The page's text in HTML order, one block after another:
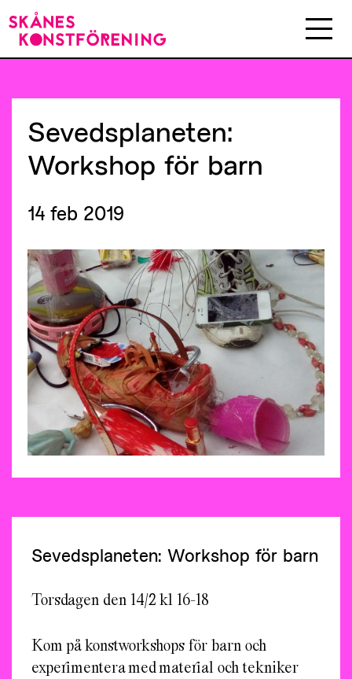
Sevedsplaneten:
Workshop för barn
14 feb 2019
Sevedsplaneten: Workshop för barn
Torsdagen den 14/2 kl 16-18
Kom på konstworkshops för barn och
experimentera med material och tekniker